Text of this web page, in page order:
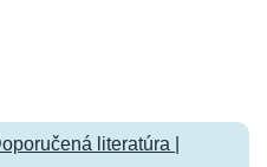
literatúra